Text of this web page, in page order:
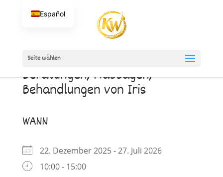
Seite wählen
Beratungen, Massagen,
Behandlungen von Iris
WANN
22. Dezember 2025 - 27. Juli 2026
10:00 - 15:00
Español